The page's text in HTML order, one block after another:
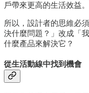
戶帶來更高的生活效益。
所以，設計者的思維必
決什麼問題？」改成「
什麼產品來解決它？
從生活動線中找到機會